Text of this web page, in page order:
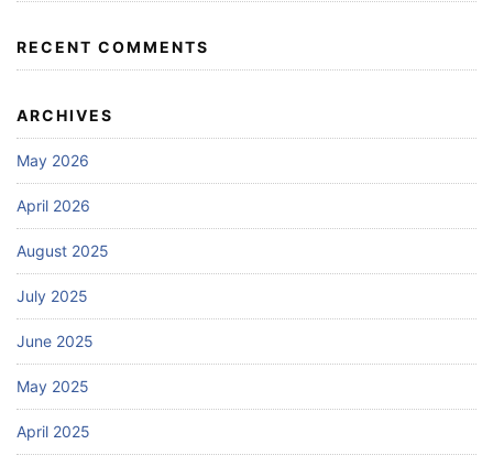
RECENT COMMENTS
ARCHIVES
May 2026
April 2026
August 2025
July 2025
June 2025
May 2025
April 2025